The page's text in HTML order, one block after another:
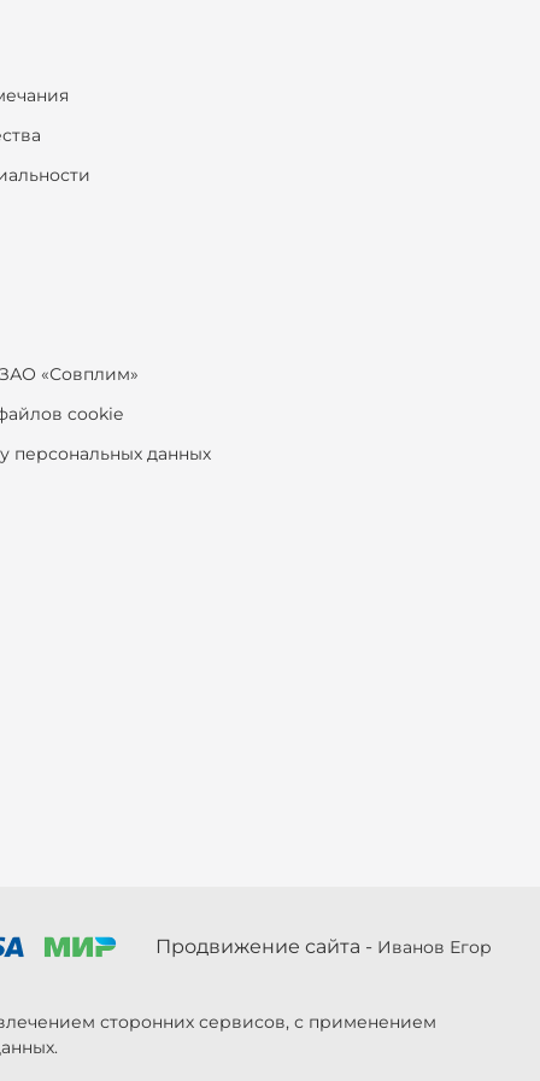
«Совплим»
cookie
персональных данных
Продвижение сайта - Иванов Егор
сторонних сервисов, с применением